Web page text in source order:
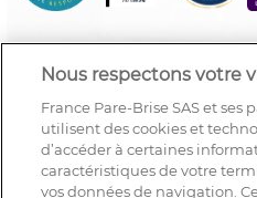
Nous respectons votre
France Pare-Brise SAS et ses
utilisent des cookies et
d’accéder à certaines
caractéristiques de votre
vos données de navigation.